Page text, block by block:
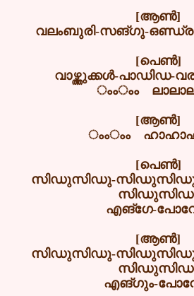
[ആൺ]
വലംബുരി-സങ്ഗു-
[പെൺ]
വാഴ്ത്തുക്കൾ-പാഡിഡ-
ംംംം
[ആൺ]
ംംംം
[പെൺ]
സിഡുസിഡു-
എങ്ഗേ-
[ആൺ]
സിഡുസിഡു-
എങ്ഗും-